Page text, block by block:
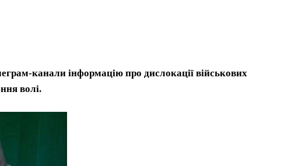
канали інформацію про дислокації військових
волі.